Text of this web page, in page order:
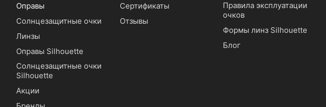
Оправы
Солнцезащитные очки
Линзы
Оправы Silhouette
Солнцезащитные очки
Silhouette
Акции
Сертификаты
Отзывы
Правила эксплуатации
очков
Формы линз Silhouette
Блог